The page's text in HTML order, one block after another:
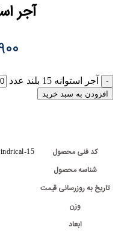
آجر
آجر استوانه 15 بلند عدد
افزودن به سبد خرید
کد فنی محصول 15
شناسه محصول
تاریخ به روزرسانی قیمت
وزن
ابعاد